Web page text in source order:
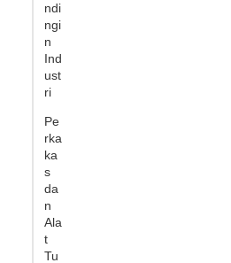
ndi
ngi
n
Ind
ust
ri
Pe
rka
ka
s
da
n
Ala
t
Tu